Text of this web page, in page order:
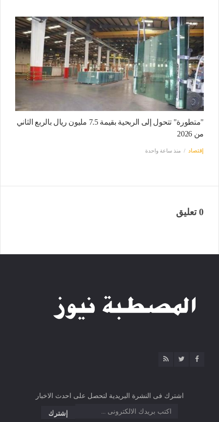
"متطورة" تتحول إلى الربحية بقيمة 7.5 مليون ريال بالربع الثاني
من 2026
إقتصاد منذ ساعة واحدة
0 تعليق
اشترك فى النشرة البريدية لتحصل على احدث الاخبار